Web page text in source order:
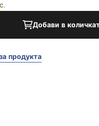
Добави в
продукта